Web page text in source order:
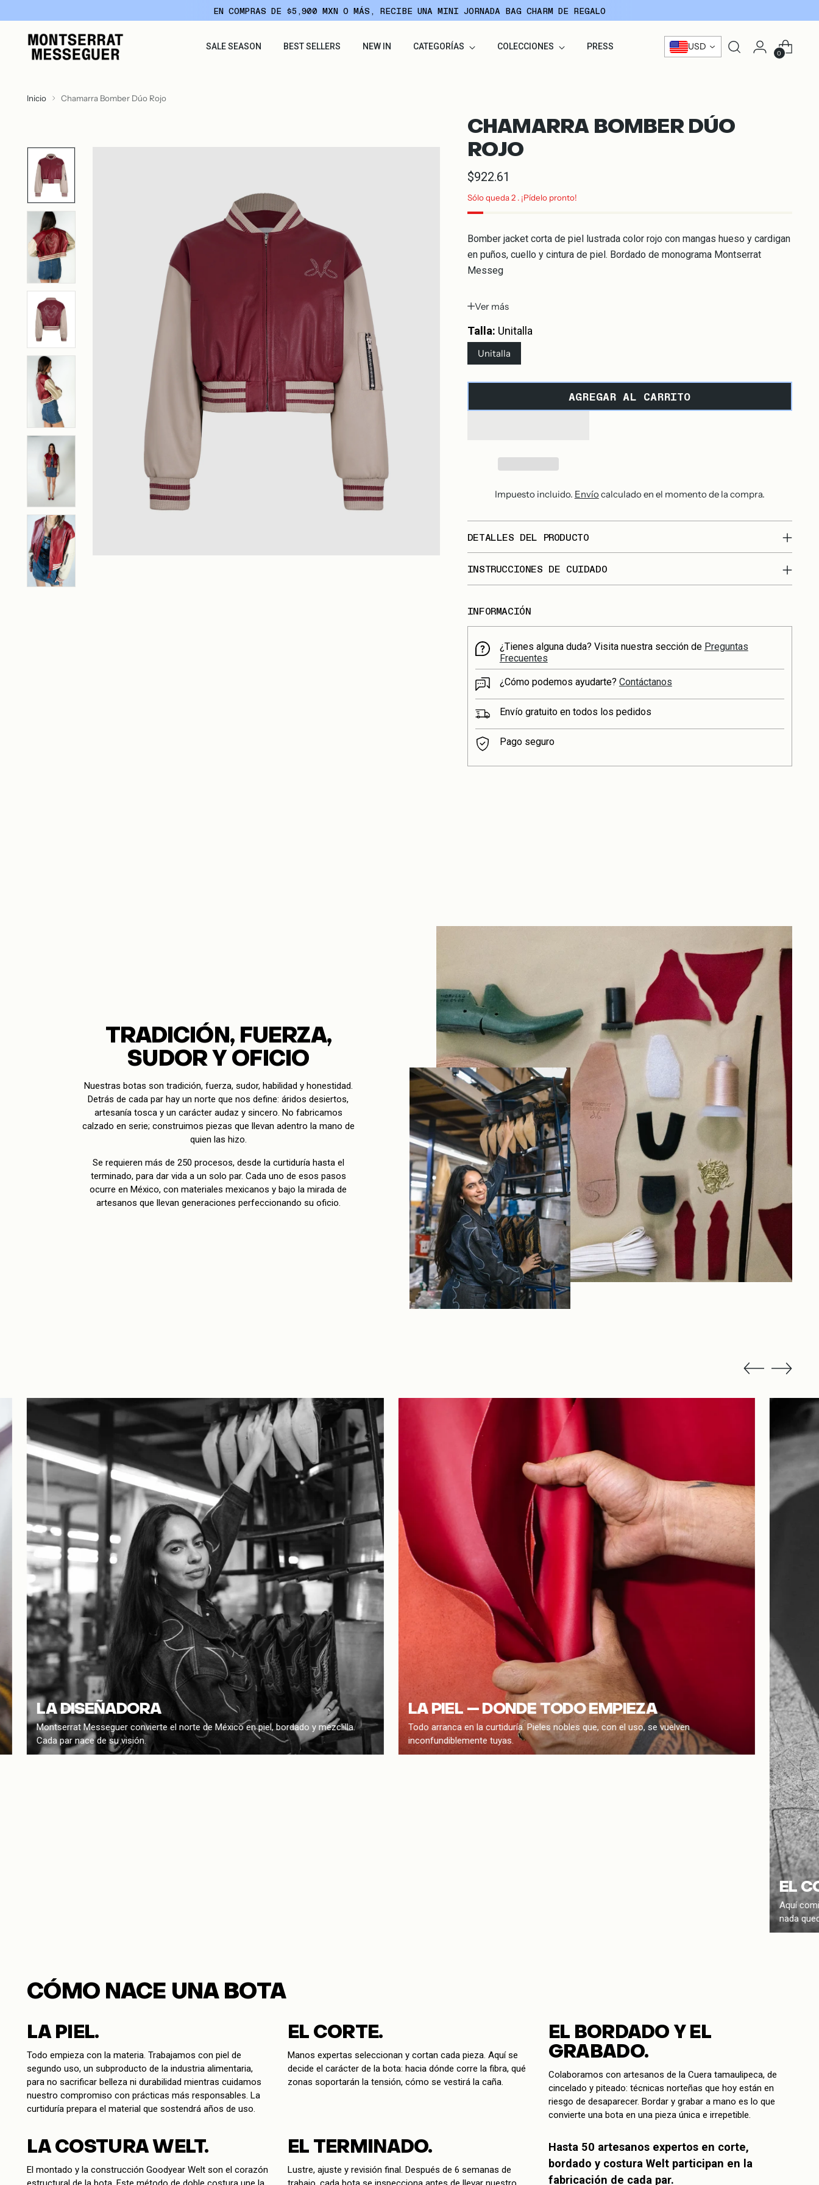
EN COMPRAS DE $5,900 MXN O MÁS, RECIBE UNA MINI JORNADA BAG CHARM DE REGALO
SALE SEASON BEST SELLERS NEW IN CATEGORÍAS COLECCIONES PRESS USD
0
Inicio Chamarra Bomber Dúo Rojo
CHAMARRA BOMBER DÚO
ROJO
Precio
normal
$922.61
Sólo queda 2 . ¡Pídelo pronto!
Bomber jacket corta de piel lustrada color rojo con mangas hueso y cardigan
en puños, cuello y cintura de piel. Bordado de monograma Montserrat
Messeg
Ver más
Talla: Unitalla
Unitalla
AGREGAR AL CARRITO
Impuesto incluido. Envíocalculado en el momento de la compra.
DETALLES DEL PRODUCTO
INSTRUCCIONES DE CUIDADO
INFORMACIÓN
¿Tienes alguna duda? Visita nuestra sección de Preguntas
Frecuentes
¿Cómo podemos ayudarte? Contáctanos
Envío gratuito en todos los pedidos
Pago seguro
TRADICIÓN, FUERZA,
SUDOR Y OFICIO
Nuestras botas son tradición, fuerza, sudor, habilidad y honestidad.
Detrás de cada par hay un norte que nos define: áridos desiertos,
artesanía tosca y un carácter audaz y sincero. No fabricamos
calzado en serie; construimos piezas que llevan adentro la mano de
quien las hizo.
Se requieren más de 250 procesos, desde la curtiduría hasta el
terminado, para dar vida a un solo par. Cada uno de esos pasos
ocurre en México, con materiales mexicanos y bajo la mirada de
artesanos que llevan generaciones perfeccionando su oficio.
LA DISEÑADORA
Montserrat Messeguer convierte el norte de México en piel, bordado y mezclilla.
Cada par nace de su visión.
LA PIEL — DONDE TODO EMPIEZA
Todo arranca en la curtiduría. Pieles nobles que, con el uso, se vuelven
inconfundiblemente tuyas.
EL
Aquí
nada
CÓMO NACE UNA BOTA
LA PIEL.
Todo empieza con la materia. Trabajamos con piel de
segundo uso, un subproducto de la industria alimentaria,
para no sacrificar belleza ni durabilidad mientras cuidamos
nuestro compromiso con prácticas más responsables. La
curtiduría prepara el material que sostendrá años de uso.
EL CORTE.
Manos expertas seleccionan y cortan cada pieza. Aquí se
decide el carácter de la bota: hacia dónde corre la fibra, qué
zonas soportarán la tensión, cómo se vestirá la caña.
EL BORDADO Y EL
GRABADO.
Colaboramos con artesanos de la Cuera tamaulipeca, de
cincelado y piteado: técnicas norteñas que hoy están en
riesgo de desaparecer. Bordar y grabar a mano es lo que
convierte una bota en una pieza única e irrepetible.
LA COSTURA WELT.
El montado y la construcción Goodyear Welt son el corazón
EL TERMINADO.
Lustre, ajuste y revisión final. Después de 6 semanas de
Hasta 50 artesanos expertos en corte,
bordado y costura Welt participan en la
fabricación de cada par.